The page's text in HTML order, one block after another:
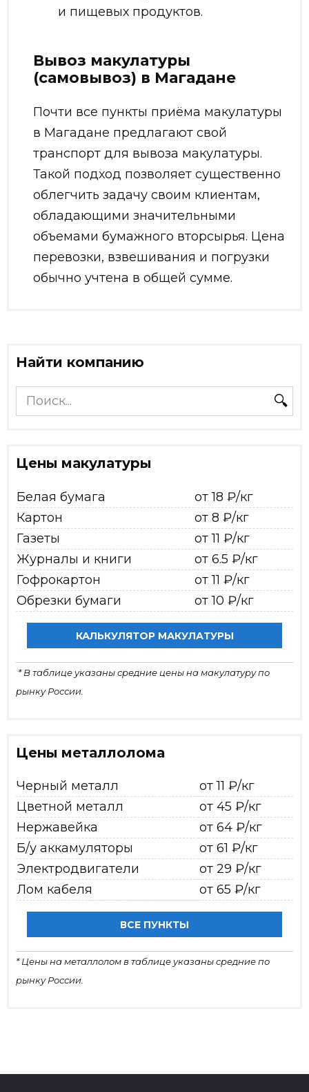
и пищевых продуктов.
Вывоз макулатуры
(самовывоз) в Магадане
Почти все пункты приёма макулатуры
в Магадане предлагают свой
транспорт для вывоза макулатуры.
Такой подход позволяет существенно
облегчить задачу своим клиентам,
обладающими значительными
объемами бумажного вторсырья. Цена
перевозки, взвешивания и погрузки
обычно учтена в общей сумме.
Найти компанию
Search
for:
Цены макулатуры
Белая бумага
от 18 ₽/кг
Картон
от 8 ₽/кг
Газеты
от 11 ₽/кг
Журналы и книги
от 6.5 ₽/кг
Гофрокартон
от 11 ₽/кг
Обрезки бумаги
от 10 ₽/кг
КАЛЬКУЛЯТОР МАКУЛАТУРЫ
* В таблице указаны средние цены на макулатуру по
рынку России.
Цены металлолома
Черный металл
от 11 ₽/кг
Цветной металл
от 45 ₽/кг
Нержавейка
от 64 ₽/кг
Б/у аккамуляторы
от 61 ₽/кг
Электродвигатели
от 29 ₽/кг
Лом кабеля
от 65 ₽/кг
ВСЕ ПУНКТЫ
* Цены на металлолом в таблице указаны средние по
рынку России.